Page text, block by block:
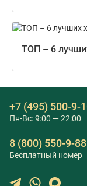
ТОП – 6
+7 (495) 500-9-
Пн-Вс: 9:00 — 22:00
8 (800) 550-9-
Бесплатный номер